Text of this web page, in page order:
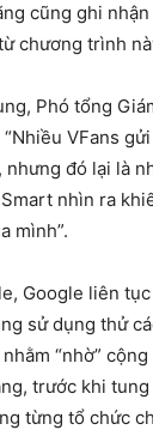
cũng ghi
chương trình
Phó tổng
VFans gửi
nhưng đó lại là
nhìn ra
mình”.
Google liên
sử dụng thử
“nhờ”
trước khi
từng tổ chức